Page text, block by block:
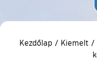
Kezdőlap / Kiemelt /